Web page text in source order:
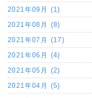
2021年09月 (1)
2021年08月 (8)
2021年07月 (17)
2021年06月 (4)
2021年05月 (2)
2021年04月 (5)